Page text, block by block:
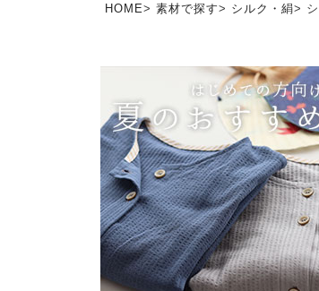
HOME 素材で探す シルク・絹